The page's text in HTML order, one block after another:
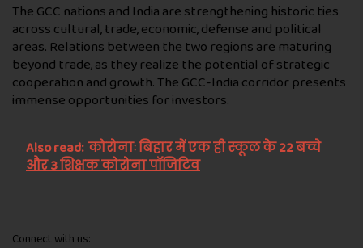
The GCC nations and India are strengthening historic ties
across cultural, trade, economic, defense and political
areas. Relations between the two regions are maturing
beyond trade, as they realize the potential of strategic
cooperation and growth. The GCC-India corridor presents
immense opportunities for investors.
Also read: कोरोनाः बिहार में एक ही स्कूल के 22 बच्चे
और 3 शिक्षक कोरोना पॉजिटिव
Connect with us: